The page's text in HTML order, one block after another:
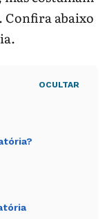
Confira abaixo
OCULTAR